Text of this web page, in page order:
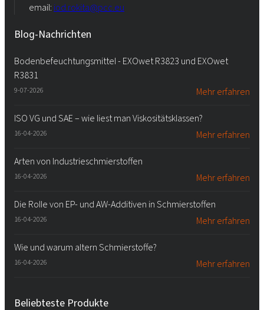
email: iod.rokita@pcc.eu
Blog-Nachrichten
Bodenbefeuchtungsmittel - EXOwet R3823 und EXOwet
R3831
9-07-2026 Mehr erfahren
ISO VG und SAE – wie liest man Viskositätsklassen?
16-04-2026 Mehr erfahren
Arten von Industrieschmierstoffen
16-04-2026 Mehr erfahren
Die Rolle von EP- und AW-Additiven in Schmierstoffen
16-04-2026 Mehr erfahren
Wie und warum altern Schmierstoffe?
16-04-2026 Mehr erfahren
Beliebteste Produkte